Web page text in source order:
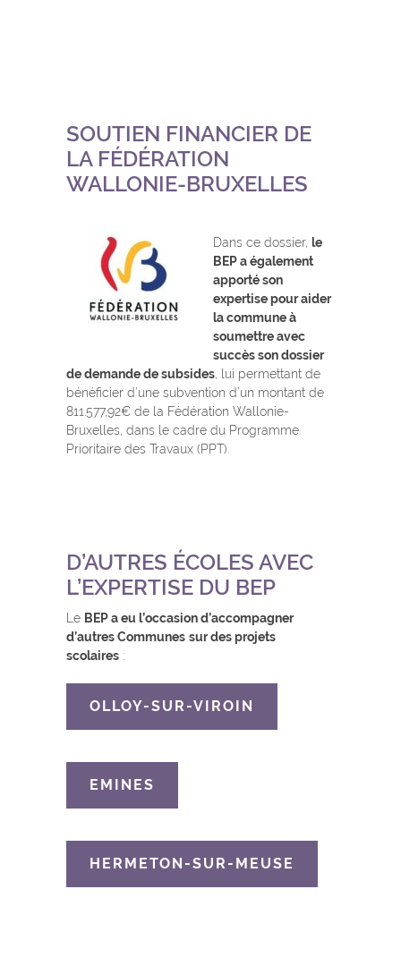
SOUTIEN FINANCIER DE
LA FÉDÉRATION
WALLONIE-BRUXELLES
Dans ce dossier, le
BEP a également
apporté son
expertise pour aider
la commune à
soumettre avec
succès son dossier
de demande de subsides, lui permettant de
bénéficier d’une subvention d’un montant de
811.577,92€ de la Fédération Wallonie-
Bruxelles, dans le cadre du Programme
Prioritaire des Travaux (PPT).
D’AUTRES ÉCOLES AVEC
L’EXPERTISE DU BEP
Le BEP a eu l’occasion d’accompagner
d’autres Communes sur des projets
scolaires :
OLLOY-SUR-VIROIN
EMINES
HERMETON-SUR-MEUSE